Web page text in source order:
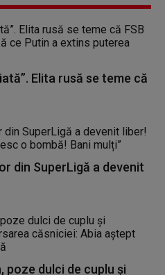
Elita rusă se teme că
din SuperLigă a devenit
poze dulci de cuplu și